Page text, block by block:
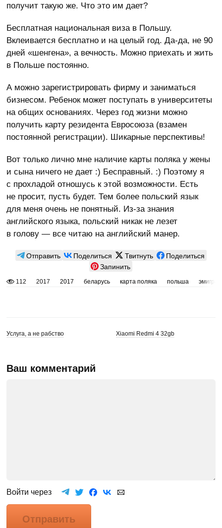
получит такую же. Что это им дает?
Бесплатная национальная виза в Польшу.
Вклеивается бесплатно и на целый год. Да-да, не 90
дней «шенгена», а вечность. Можно приехать и жить
в Польше постоянно.
А можно зарегистрировать фирму и заниматься
бизнесом. Ребенок может поступать в университеты
на общих основаниях. Через год жизни можно
получить карту резидента Евросоюза (взамен
постоянной регистрации). Шикарные перспективы!
Вот только лично мне наличие карты поляка у жены
и сына ничего не дает :) Бесправный. :) Поэтому я
с прохладой отношусь к этой возможности. Есть
не просит, пусть будет. Тем более польский язык
для меня очень не понятный. Из-за знания
английского языка, польский никак не лезет
в голову — все читаю на английский манер.
Отправить Поделиться Твитнуть
Поделиться
Запинить
112 2017 2017 беларусь карта поляка польша
Услуга, а не рабство Xiaomi Redmi 4 32gb
Ваш комментарий
Войти через
Отправить